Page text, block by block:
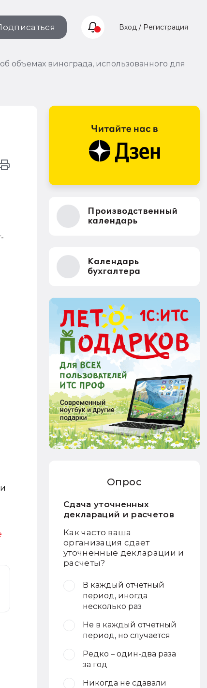
Вход / Регистрация
объемах винограда, использованного для
Производственный
календарь
Календарь
бухгалтера
Опрос
Сдача уточненных
деклараций и расчетов
Как часто ваша
организация сдает
уточненные декларации и
расчеты?
В каждый отчетный
период, иногда
несколько раз
Не в каждый отчетный
период, но случается
Редко – один-два раза
за год
Никогда не сдавали